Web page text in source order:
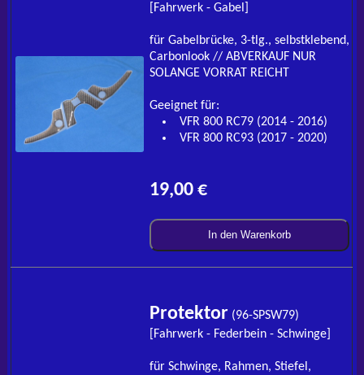
[Fahrwerk - Gabel]
für Gabelbrücke, 3-tlg., selbstklebend,
Carbonlook // ABVERKAUF NUR
SOLANGE VORRAT REICHT
Geeignet für:
VFR 800 RC79 (2014 - 2016)
VFR 800 RC93 (2017 - 2020)
19,00 €
In den Warenkorb
Protektor (96-SPSW79)
[Fahrwerk - Federbein - Schwinge]
für Schwinge, Rahmen, Stiefel,